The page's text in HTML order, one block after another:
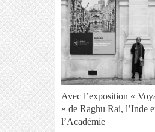
Avec l’exposition «
» de Raghu Rai, l’Inde
l’Académie